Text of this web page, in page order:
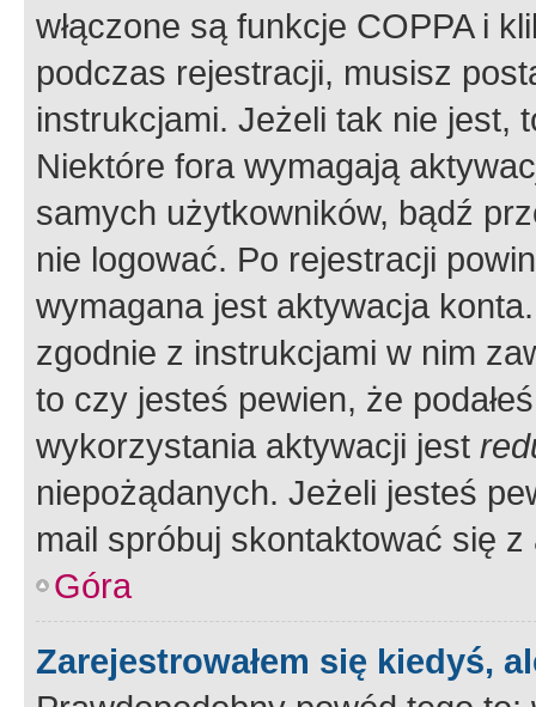
włączone są funkcje COPPA i
podczas rejestracji, musisz
instrukcjami. Jeżeli tak nie jest,
Niektóre fora wymagają
samych użytkowników, bądź
nie logować. Po rejestracji
wymagana jest aktywacja
zgodnie z instrukcjami w nim
to czy jesteś pewien, że
wykorzystania aktywacji jest
niepożądanych. Jeżeli jesteś
mail spróbuj skontaktować się
Góra
Zarejestrowałem się kiedyś,